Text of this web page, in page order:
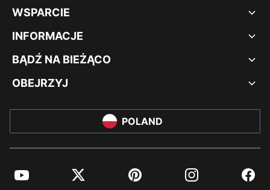
WSPARCIE
INFORMACJE
BĄDŹ NA BIEŻĄCO
OBEJRZYJ
POLAND
YouTube Twitter Pinterest Instagram